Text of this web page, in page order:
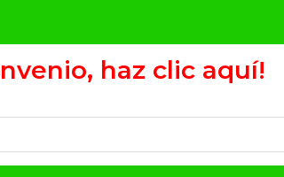
haz clic aquí!